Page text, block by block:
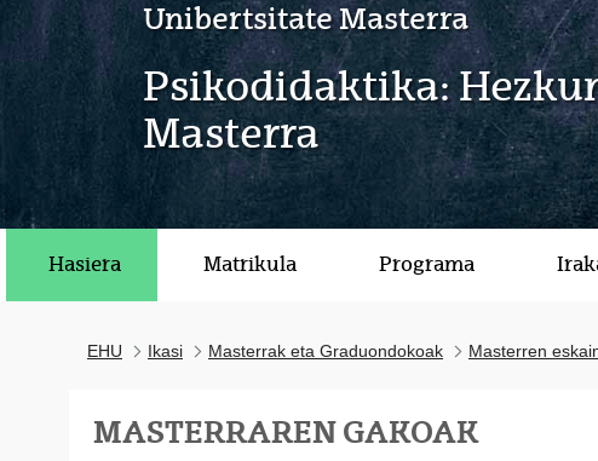
Unibertsitate Masterra
Psikodidaktika:
Masterra
Hasiera Matrikula Programa
EHU Ikasi Masterrak eta Graduondokoak Masterren
MASTERRAREN GAKOAK